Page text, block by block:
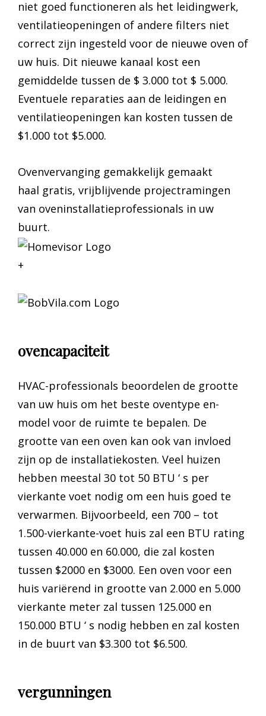
niet goed functioneren als het leidingwerk,
ventilatieopeningen of andere filters niet
correct zijn ingesteld voor de nieuwe oven of
uw huis. Dit nieuwe kanaal kost een
gemiddelde tussen de $ 3.000 tot $ 5.000.
Eventuele reparaties aan de leidingen en
ventilatieopeningen kan kosten tussen de
$1.000 tot $5.000.
Ovenvervanging gemakkelijk gemaakt
haal gratis, vrijblijvende projectramingen
van oveninstallatieprofessionals in uw
buurt.
+
ovencapaciteit
HVAC-professionals beoordelen de grootte
van uw huis om het beste oventype en-
model voor de ruimte te bepalen. De
grootte van een oven kan ook van invloed
zijn op de installatiekosten. Veel huizen
hebben meestal 30 tot 50 BTU ‘ s per
vierkante voet nodig om een huis goed te
verwarmen. Bijvoorbeeld, een 700 – tot
1.500-vierkante-voet huis zal een BTU rating
tussen 40.000 en 60.000, die zal kosten
tussen $2000 en $3000. Een oven voor een
huis variërend in grootte van 2.000 en 5.000
vierkante meter zal tussen 125.000 en
150.000 BTU ‘ s nodig hebben en zal kosten
in de buurt van $3.300 tot $6.500.
vergunningen